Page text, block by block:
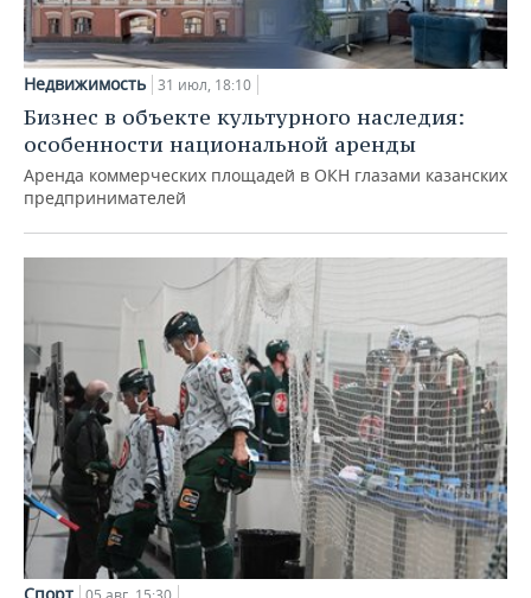
Недвижимость 31 июл, 18:10
Бизнес в объекте культурного наследия:
особенности национальной аренды
Аренда коммерческих площадей в ОКН глазами казанских
предпринимателей